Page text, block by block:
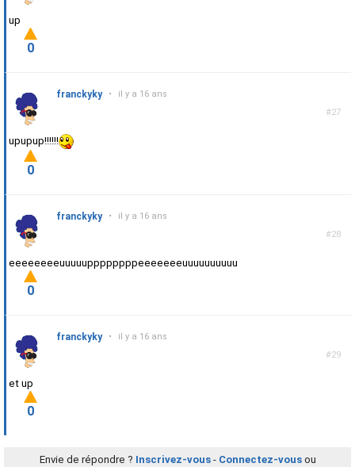
up
0
#27
franckyky • il y a 16 ans
upupup!!!!!!
0
#28
franckyky • il y a 16 ans
eeeeeeeeuuuuuppppppppeeeeeeeuuuuuuuuuu
0
#29
franckyky • il y a 16 ans
et up
0
Envie de répondre ? Inscrivez-vous- Connectez-vousou